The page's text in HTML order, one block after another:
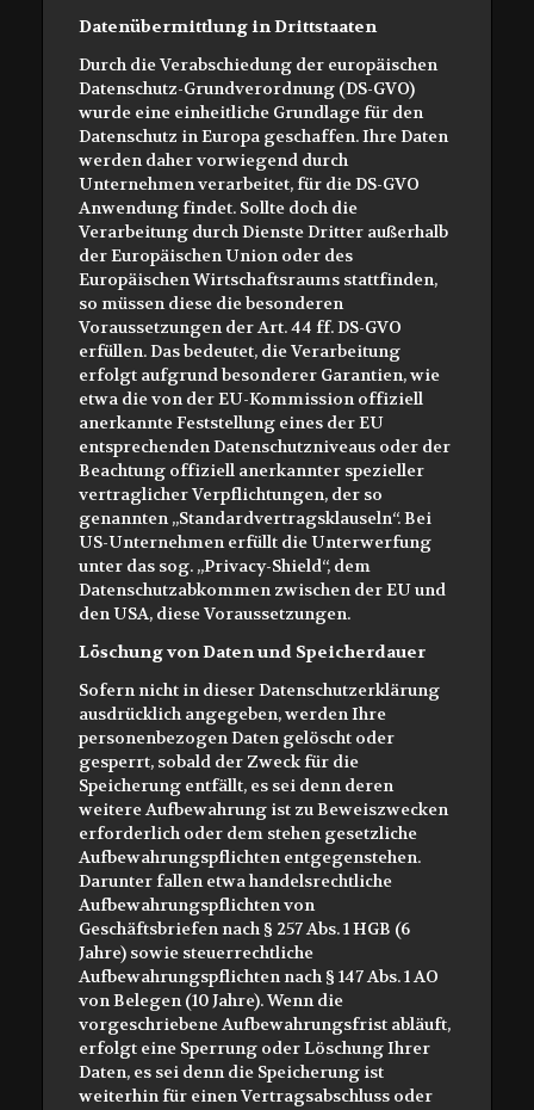
Datenübermittlung in Drittstaaten
Durch die Verabschiedung der europäischen
Datenschutz-Grundverordnung (DS-GVO)
wurde eine einheitliche Grundlage für den
Datenschutz in Europa geschaffen. Ihre Daten
werden daher vorwiegend durch
Unternehmen verarbeitet, für die DS-GVO
Anwendung findet. Sollte doch die
Verarbeitung durch Dienste Dritter außerhalb
der Europäischen Union oder des
Europäischen Wirtschaftsraums stattfinden,
so müssen diese die besonderen
Voraussetzungen der Art. 44 ff. DS-GVO
erfüllen. Das bedeutet, die Verarbeitung
erfolgt aufgrund besonderer Garantien, wie
etwa die von der EU-Kommission offiziell
anerkannte Feststellung eines der EU
entsprechenden Datenschutzniveaus oder der
Beachtung offiziell anerkannter spezieller
vertraglicher Verpflichtungen, der so
genannten „Standardvertragsklauseln“. Bei
US-Unternehmen erfüllt die Unterwerfung
unter das sog. „Privacy-Shield“, dem
Datenschutzabkommen zwischen der EU und
den USA, diese Voraussetzungen.
Löschung von Daten und Speicherdauer
Sofern nicht in dieser Datenschutzerklärung
ausdrücklich angegeben, werden Ihre
personenbezogen Daten gelöscht oder
gesperrt, sobald der Zweck für die
Speicherung entfällt, es sei denn deren
weitere Aufbewahrung ist zu Beweiszwecken
erforderlich oder dem stehen gesetzliche
Aufbewahrungspflichten entgegenstehen.
Darunter fallen etwa handelsrechtliche
Aufbewahrungspflichten von
Geschäftsbriefen nach § 257 Abs. 1 HGB (6
Jahre) sowie steuerrechtliche
Aufbewahrungspflichten nach § 147 Abs. 1 AO
von Belegen (10 Jahre). Wenn die
vorgeschriebene Aufbewahrungsfrist abläuft,
erfolgt eine Sperrung oder Löschung Ihrer
Daten, es sei denn die Speicherung ist
weiterhin für einen Vertragsabschluss oder